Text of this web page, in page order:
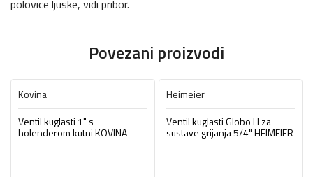
polovice ljuske, vidi pribor.
Povezani proizvodi
Kovina
Ventil kuglasti 1" s
holenderom kutni KOVINA
Heimeier
Ventil kuglasti Globo H za
sustave grijanja 5/4" HEIMEIER